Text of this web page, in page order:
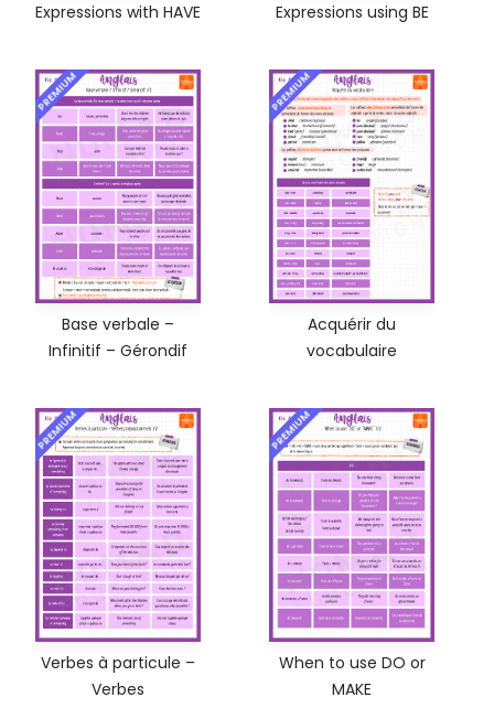
Expressions with HAVE Expressions using BE
PREMIUM
Base verbale –
Infinitif – Gérondif
PREMIUM
Acquérir du
vocabulaire
PREMIUM
Verbes à particule –
Verbes
PREMIUM
When to use DO or
MAKE